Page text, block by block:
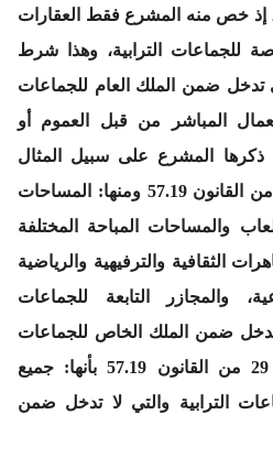
إذ خص منه المشرع فقط العقارات
للجماعات الترابية، وهذا شرط
تدخل ضمن الملك العام للجماعات
المباشر من قبل العموم أو
المشرع على سبيل المثال
فقط لا الحصر في المادة 4 من القانون 57.19 ومنها: المساحات
والمساحات المباحة المختلفة
الثقافية والترفيهية والرياضية
والمجازر التابعة للجماعات
تدخل ضمن الملك الخاص للجماعات
الترابية فقد عرفتها المادة 29 من القانون 57.19 بأنها: جميع
الترابية والتي لا تدخل ضمن